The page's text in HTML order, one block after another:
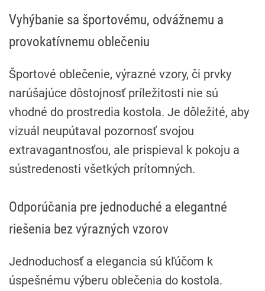
Vyhýbanie sa športovému, odvážnemu a
provokatívnemu oblečeniu
Športové oblečenie, výrazné vzory, či prvky
narúšajúce dôstojnosť príležitosti nie sú
vhodné do prostredia kostola. Je dôležité, aby
vizuál neupútaval pozornosť svojou
extravagantnosťou, ale prispieval k pokoju a
sústredenosti všetkých prítomných.
Odporúčania pre jednoduché a elegantné
riešenia bez výrazných vzorov
Jednoduchosť a elegancia sú kľúčom k
úspešnému výberu oblečenia do kostola.